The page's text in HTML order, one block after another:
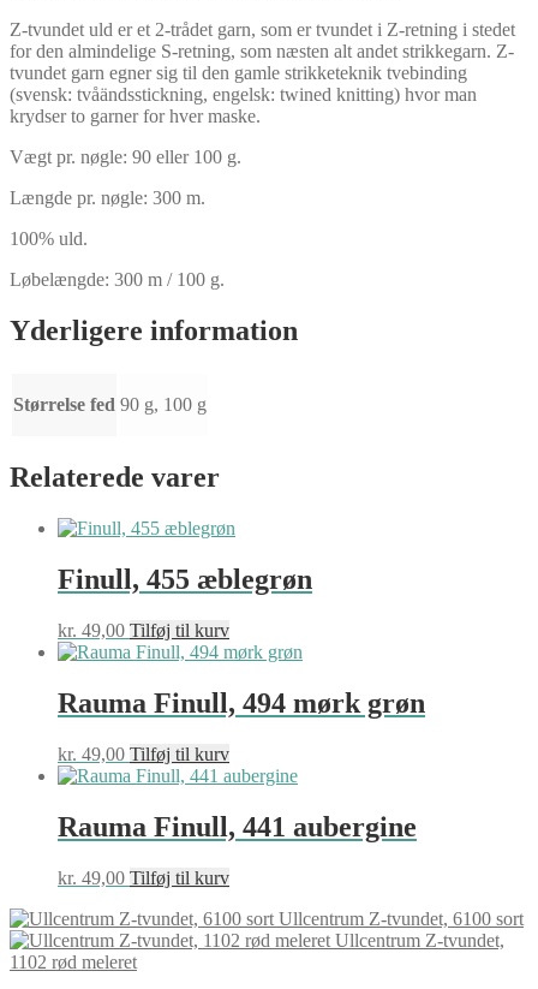
Z-tvundet uld er et 2-trådet garn, som er tvundet i Z-retning i stedet
for den almindelige S-retning, som næsten alt andet strikkegarn. Z-
tvundet garn egner sig til den gamle strikketeknik tvebinding
(svensk: tvåändsstickning, engelsk: twined knitting) hvor man
krydser to garner for hver maske.
Vægt pr. nøgle: 90 eller 100 g.
Længde pr. nøgle: 300 m.
100% uld.
Løbelængde: 300 m / 100 g.
Yderligere information
Størrelse fed 90 g, 100 g
Relaterede varer
Finull, 455 æblegrøn
kr. 49,00 Tilføj til kurv
Rauma Finull, 494 mørk grøn
kr. 49,00 Tilføj til kurv
Rauma Finull, 441 aubergine
kr. 49,00 Tilføj til kurv
Ullcentrum Z-tvundet, 6100 sort
Ullcentrum Z-tvundet,
1102 rød meleret